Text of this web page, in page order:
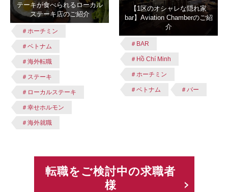
テーキが食べられるローカル
ステーキ店のご紹介
＃ホーチミン
＃ベトナム
＃海外転職
＃ステーキ
＃ローカルステーキ
＃幸せホルモン
＃海外就職
【1区のオシャレな隠れ家
bar】Aviation Chamberのご紹
介
＃BAR
＃Hồ Chí Minh
＃ホーチミン
＃ベトナム ＃バー
転職をご検討中の求職者
様